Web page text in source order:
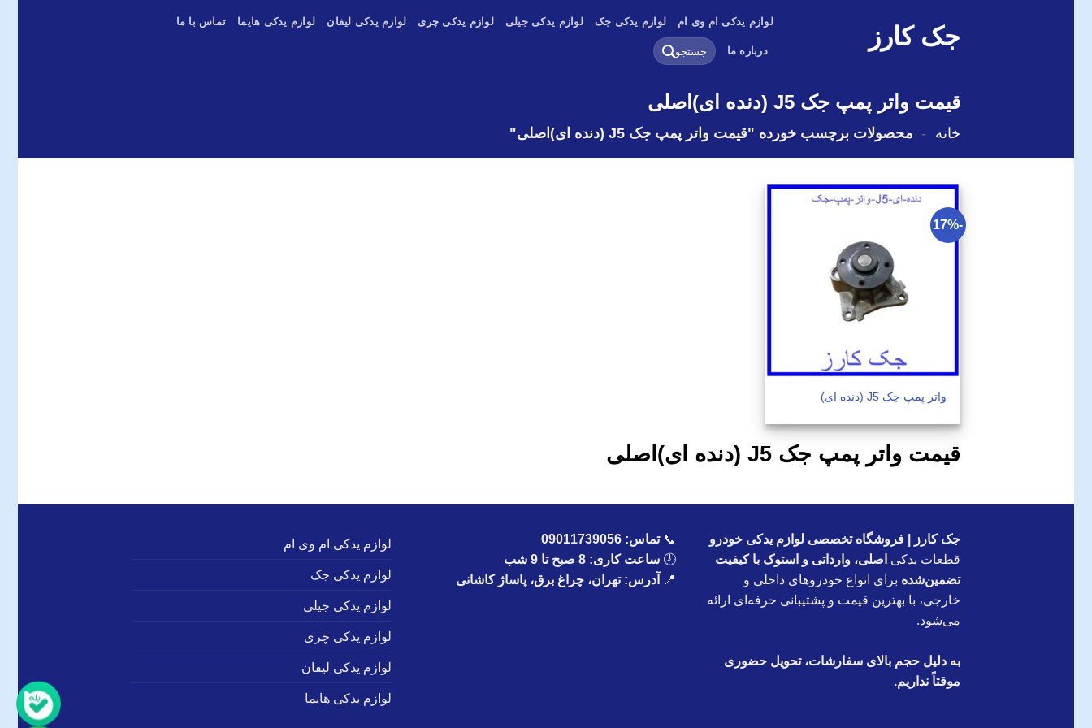
جک کارز
لوازم یدکی ام وی ام لوازم یدکی جک لوازم یدکی جیلی لوازم یدکی چری لوازم یدکی لیفان لوازم یدکی هایما تماس با ما
درباره ما
جستجو
برای:
قیمت واتر پمپ جک J5 (دنده ای)اصلی
خانه - محصولات برچسب خورده "قیمت واتر پمپ جک J5 (دنده ای)اصلی"
-17%
واتر پمپ جک J5 (دنده ای)
قیمت واتر پمپ جک J5 (دنده ای)اصلی
جک کارز | فروشگاه تخصصی لوازم یدکی خودرو
قطعات یدکی اصلی، وارداتی و استوک با کیفیت
تضمین‌شده برای انواع خودروهای داخلی و
خارجی، با بهترین قیمت و پشتیبانی حرفه‌ای ارائه
می‌شود.
به دلیل حجم بالای سفارشات، تحویل حضوری
موقتاً نداریم.
📞تماس: 09011739056
🕗 ساعت کاری: 8 صبح تا 9 شب
📍
آدرس: تهران، چراغ برق، پاساژ کاشانی
لوازم یدکی ام وی ام
لوازم یدکی جک
لوازم یدکی جیلی
لوازم یدکی چری
لوازم یدکی لیفان
لوازم یدکی هایما